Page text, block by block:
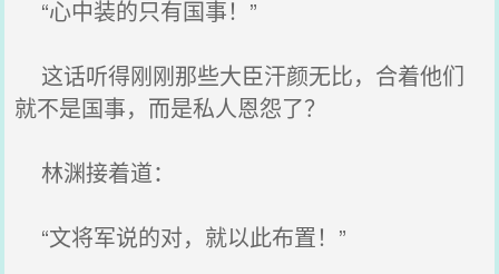
“心中装的只有国事！”
这话听得刚刚那些大臣汗颜无比，合着他们
就不是国事，而是私人恩怨了？
林渊接着道：
“文将军说的对，就以此布置！”